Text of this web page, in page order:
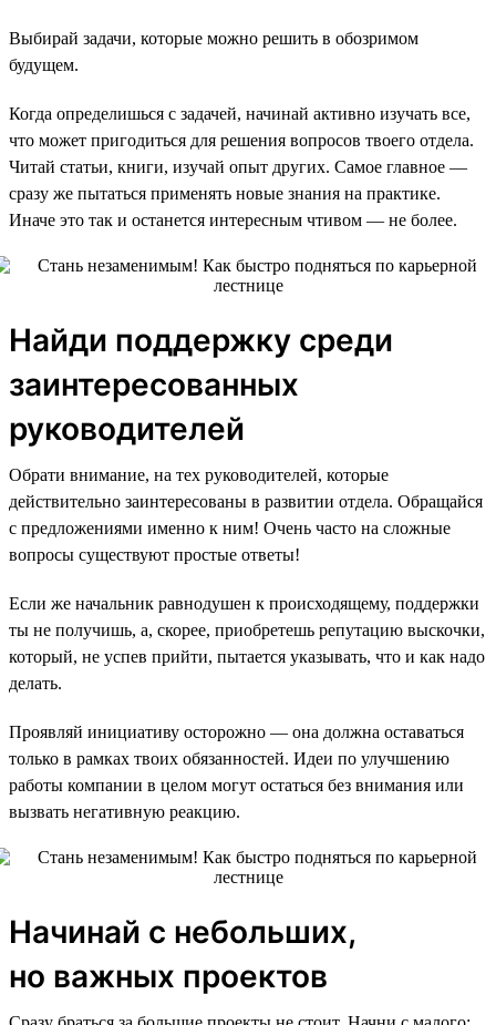
Выбирай задачи, которые можно решить в обозримом
будущем.
Когда определишься с задачей, начинай активно изучать все,
что может пригодиться для решения вопросов твоего отдела.
Читай статьи, книги, изучай опыт других. Самое главное —
сразу же пытаться применять новые знания на практике.
Иначе это так и останется интересным чтивом — не более.
Найди поддержку среди
заинтересованных
руководителей
Обрати внимание, на тех руководителей, которые
действительно заинтересованы в развитии отдела. Обращайся
с предложениями именно к ним! Очень часто на сложные
вопросы существуют простые ответы!
Если же начальник равнодушен к происходящему, поддержки
ты не получишь, а, скорее, приобретешь репутацию выскочки,
который, не успев прийти, пытается указывать, что и как надо
делать.
Проявляй инициативу осторожно — она должна оставаться
только в рамках твоих обязанностей. Идеи по улучшению
работы компании в целом могут остаться без внимания или
вызвать негативную реакцию.
Начинай с небольших,
но важных проектов